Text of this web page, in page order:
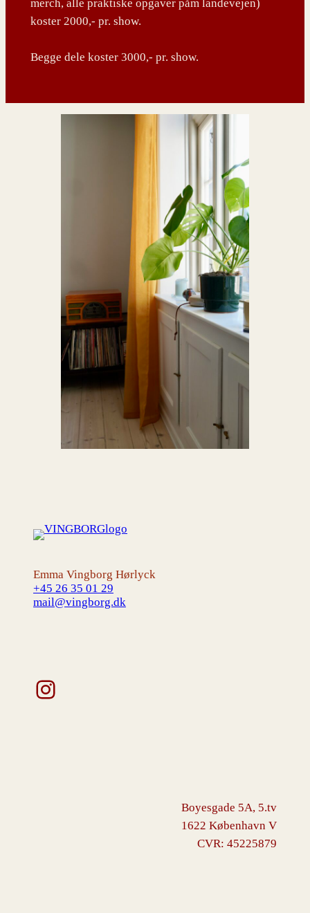
merch, alle praktiske opgaver påm landevejen)
koster 2000,- pr. show.
Begge dele koster 3000,- pr. show.
Emma Vingborg Hørlyck
+45 26 35 01 29
mail@vingborg.dk
Instagram
Boyesgade 5A, 5.tv
1622 København V
CVR: 45225879